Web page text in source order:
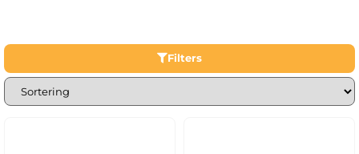
trampoline of 1 op poten? De kwaliteit van Salta stelt je nooit
teleur!
Filters